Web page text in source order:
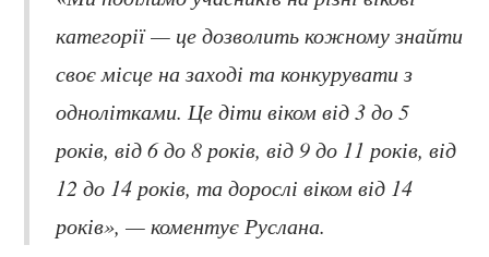
категорії — це дозволить кожному знайти
своє місце на заході та конкурувати з
однолітками. Це діти віком від 3 до 5
років, від 6 до 8 років, від 9 до 11 років, від
12 до 14 років, та дорослі віком від 14
років», — коментує Руслана.